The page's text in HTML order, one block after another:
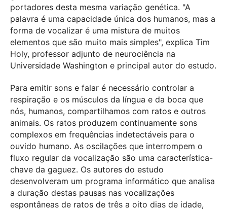
portadores desta mesma variação genética. "A
palavra é uma capacidade única dos humanos, mas a
forma de vocalizar é uma mistura de muitos
elementos que são muito mais simples", explica Tim
Holy, professor adjunto de neurociência na
Universidade Washington e principal autor do estudo.
Para emitir sons e falar é necessário controlar a
respiração e os músculos da língua e da boca que
nós, humanos, compartilhamos com ratos e outros
animais. Os ratos produzem continuamente sons
complexos em frequências indetectáveis para o
ouvido humano. As oscilações que interrompem o
fluxo regular da vocalização são uma característica-
chave da gaguez. Os autores do estudo
desenvolveram um programa informático que analisa
a duração destas pausas nas vocalizações
espontâneas de ratos de três a oito dias de idade,